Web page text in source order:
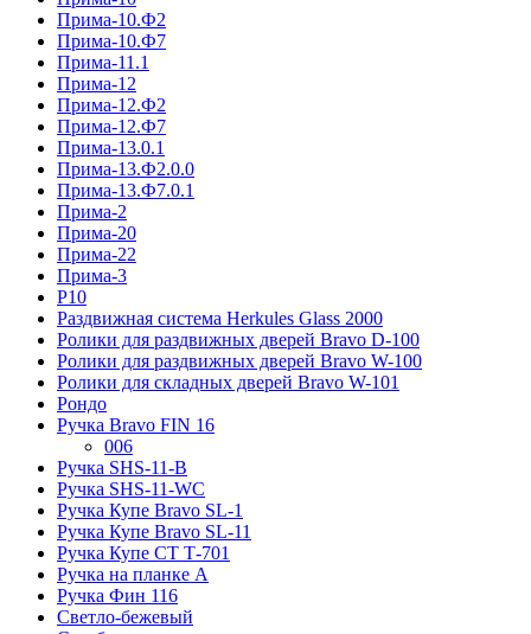
Прима-10.Ф2
Прима-10.Ф7
Прима-11.1
Прима-12
Прима-12.Ф2
Прима-12.Ф7
Прима-13.0.1
Прима-13.Ф2.0.0
Прима-13.Ф7.0.1
Прима-2
Прима-20
Прима-22
Прима-3
Р10
Раздвижная система Herkules Glass 2000
Ролики для раздвижных дверей Bravo D-100
Ролики для раздвижных дверей Bravo W-100
Ролики для складных дверей Bravo W-101
Рондо
Ручка Bravo FIN 16
006
Ручка SHS-11-B
Ручка SHS-11-WC
Ручка Купе Bravo SL-1
Ручка Купе Bravo SL-11
Ручка Купе СТ Т-701
Ручка на планке А
Ручка Фин 116
Светло-бежевый